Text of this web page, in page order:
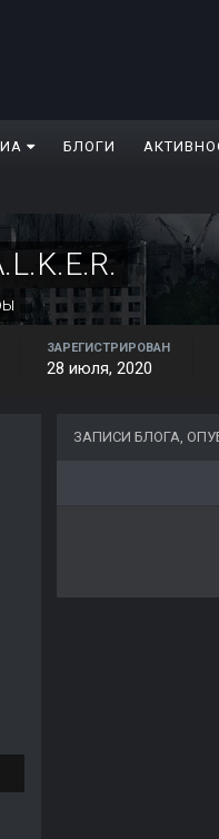
БЛОГИ
ЗАРЕГИСТРИРОВАН
28 июля, 2020
ЗАПИСИ БЛОГА,